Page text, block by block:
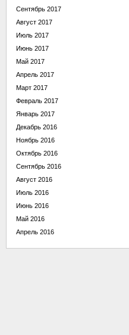
Сентябрь 2017
Август 2017
Июль 2017
Июнь 2017
Май 2017
Апрель 2017
Март 2017
Февраль 2017
Январь 2017
Декабрь 2016
Ноябрь 2016
Октябрь 2016
Сентябрь 2016
Август 2016
Июль 2016
Июнь 2016
Май 2016
Апрель 2016